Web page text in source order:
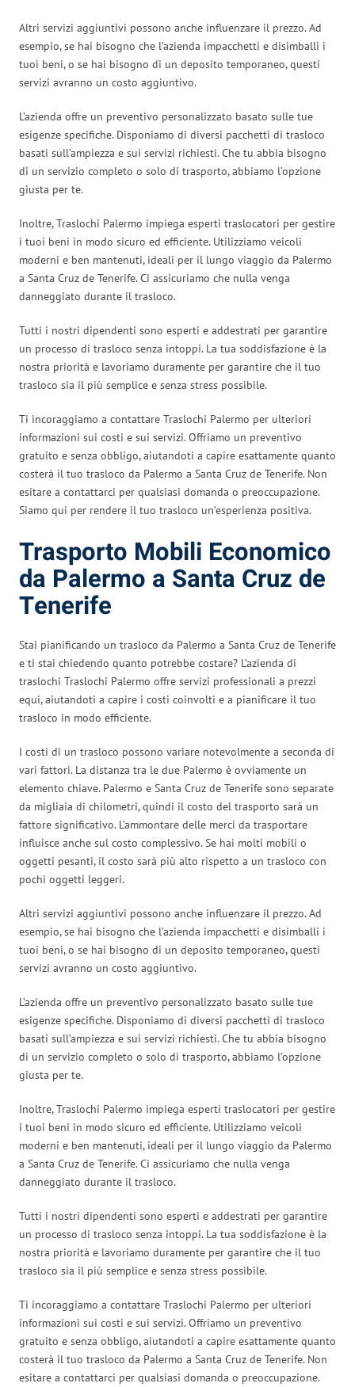
Altri servizi aggiuntivi possono anche influenzare il prezzo. Ad
esempio, se hai bisogno che l’azienda impacchetti e disimballi i
tuoi beni, o se hai bisogno di un deposito temporaneo, questi
servizi avranno un costo aggiuntivo.
L’azienda offre un preventivo personalizzato basato sulle tue
esigenze specifiche. Disponiamo di diversi pacchetti di trasloco
basati sull’ampiezza e sui servizi richiesti. Che tu abbia bisogno
di un servizio completo o solo di trasporto, abbiamo l’opzione
giusta per te.
Inoltre, Traslochi Palermo impiega esperti traslocatori per gestire
i tuoi beni in modo sicuro ed efficiente. Utilizziamo veicoli
moderni e ben mantenuti, ideali per il lungo viaggio da Palermo
a Santa Cruz de Tenerife. Ci assicuriamo che nulla venga
danneggiato durante il trasloco.
Tutti i nostri dipendenti sono esperti e addestrati per garantire
un processo di trasloco senza intoppi. La tua soddisfazione è la
nostra priorità e lavoriamo duramente per garantire che il tuo
trasloco sia il più semplice e senza stress possibile.
Ti incoraggiamo a contattare Traslochi Palermo per ulteriori
informazioni sui costi e sui servizi. Offriamo un preventivo
gratuito e senza obbligo, aiutandoti a capire esattamente quanto
costerà il tuo trasloco da Palermo a Santa Cruz de Tenerife. Non
esitare a contattarci per qualsiasi domanda o preoccupazione.
Siamo qui per rendere il tuo trasloco un’esperienza positiva.
Trasporto Mobili Economico
da Palermo a Santa Cruz de
Tenerife
Stai pianificando un trasloco da Palermo a Santa Cruz de Tenerife
e ti stai chiedendo quanto potrebbe costare? L’azienda di
traslochi Traslochi Palermo offre servizi professionali a prezzi
equi, aiutandoti a capire i costi coinvolti e a pianificare il tuo
trasloco in modo efficiente.
I costi di un trasloco possono variare notevolmente a seconda di
vari fattori. La distanza tra le due Palermo è ovviamente un
elemento chiave. Palermo e Santa Cruz de Tenerife sono separate
da migliaia di chilometri, quindi il costo del trasporto sarà un
fattore significativo. L’ammontare delle merci da trasportare
influisce anche sul costo complessivo. Se hai molti mobili o
oggetti pesanti, il costo sarà più alto rispetto a un trasloco con
pochi oggetti leggeri.
Altri servizi aggiuntivi possono anche influenzare il prezzo. Ad
esempio, se hai bisogno che l’azienda impacchetti e disimballi i
tuoi beni, o se hai bisogno di un deposito temporaneo, questi
servizi avranno un costo aggiuntivo.
L’azienda offre un preventivo personalizzato basato sulle tue
esigenze specifiche. Disponiamo di diversi pacchetti di trasloco
basati sull’ampiezza e sui servizi richiesti. Che tu abbia bisogno
di un servizio completo o solo di trasporto, abbiamo l’opzione
giusta per te.
Inoltre, Traslochi Palermo impiega esperti traslocatori per gestire
i tuoi beni in modo sicuro ed efficiente. Utilizziamo veicoli
moderni e ben mantenuti, ideali per il lungo viaggio da Palermo
a Santa Cruz de Tenerife. Ci assicuriamo che nulla venga
danneggiato durante il trasloco.
Tutti i nostri dipendenti sono esperti e addestrati per garantire
un processo di trasloco senza intoppi. La tua soddisfazione è la
nostra priorità e lavoriamo duramente per garantire che il tuo
trasloco sia il più semplice e senza stress possibile.
Ti incoraggiamo a contattare Traslochi Palermo per ulteriori
informazioni sui costi e sui servizi. Offriamo un preventivo
gratuito e senza obbligo, aiutandoti a capire esattamente quanto
costerà il tuo trasloco da Palermo a Santa Cruz de Tenerife. Non
esitare a contattarci per qualsiasi domanda o preoccupazione.